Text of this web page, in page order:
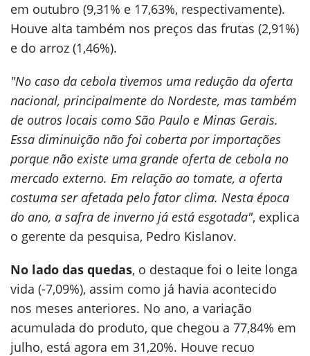
em outubro (9,31% e 17,63%, respectivamente).
Houve alta também nos preços das frutas (2,91%)
e do arroz (1,46%).
"No caso da cebola tivemos uma redução da oferta
nacional, principalmente do Nordeste, mas também
de outros locais como São Paulo e Minas Gerais.
Essa diminuição não foi coberta por importações
porque não existe uma grande oferta de cebola no
mercado externo. Em relação ao tomate, a oferta
costuma ser afetada pelo fator clima. Nesta época
do ano, a safra de inverno já está esgotada", explica
o gerente da pesquisa, Pedro Kislanov.
No lado das quedas, o destaque foi o leite longa
vida (-7,09%), assim como já havia acontecido
nos meses anteriores. No ano, a variação
acumulada do produto, que chegou a 77,84% em
julho, está agora em 31,20%. Houve recuo